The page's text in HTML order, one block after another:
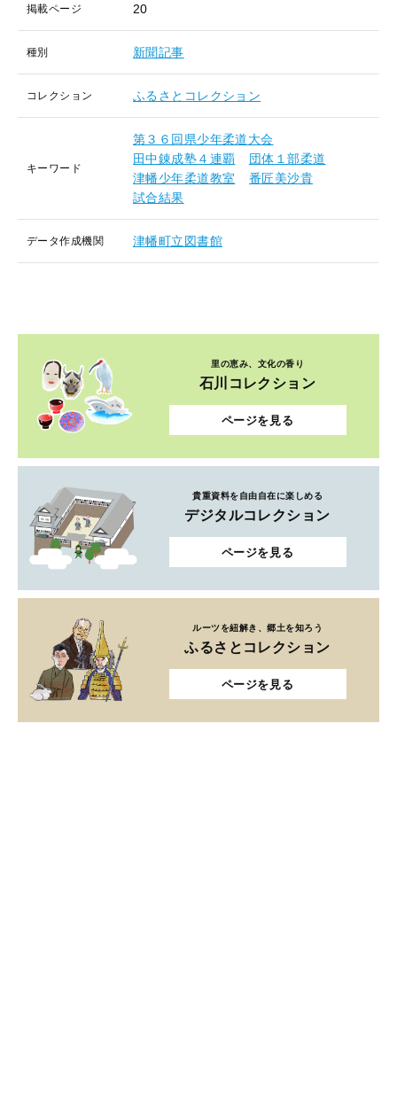
掲載ページ 20
種別 新聞記事
コレクション ふるさとコレクション
キーワード
第３６回県少年柔道大会
田中錬成塾４連覇
団体１部柔道
津幡少年柔道教室
番匠美沙貴
試合結果
データ作成機関 津幡町立図書館
里の恵み、文化の香り
石川コレクション
ページを見る
貴重資料を自由自在に楽しめる
デジタルコレクション
ページを見る
ルーツを紐解き、郷土を知ろう
ふるさとコレクション
ページを見る